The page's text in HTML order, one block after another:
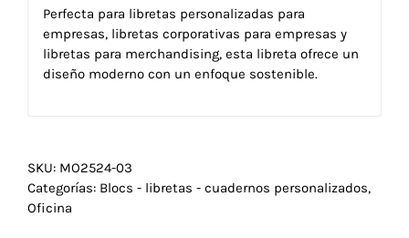
Perfecta para libretas personalizadas para
empresas, libretas corporativas para empresas y
libretas para merchandising, esta libreta ofrece un
diseño moderno con un enfoque sostenible.
SKU: MO2524-03
Categorías: Blocs - libretas - cuadernos personalizados,
Oficina